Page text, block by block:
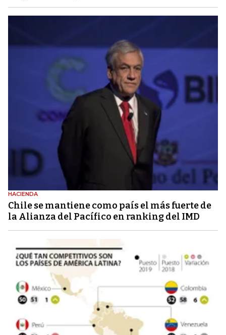
HACIENDA
Chile se mantiene como país el más fuerte de
la Alianza del Pacífico en ranking del IMD